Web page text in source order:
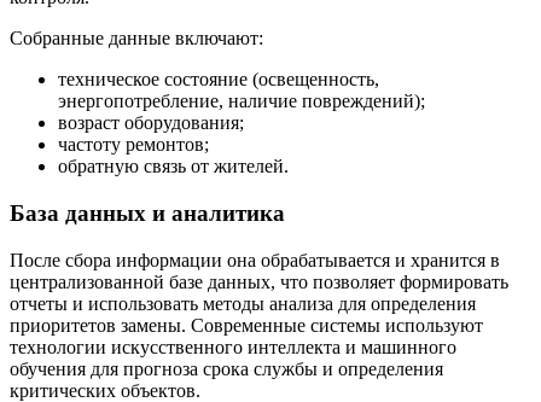
Собранные данные включают:
техническое состояние (освещенность,
энергопотребление, наличие повреждений);
возраст оборудования;
частоту ремонтов;
обратную связь от жителей.
База данных и аналитика
После сбора информации она обрабатывается и хранится в
централизованной базе данных, что позволяет формировать
отчеты и использовать методы анализа для определения
приоритетов замены. Современные системы используют
технологии искусственного интеллекта и машинного
обучения для прогноза срока службы и определения
критических объектов.